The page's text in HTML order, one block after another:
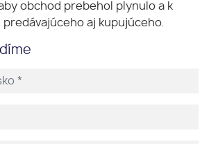
obchod prebehol plynulo a k
aj kupujúceho.